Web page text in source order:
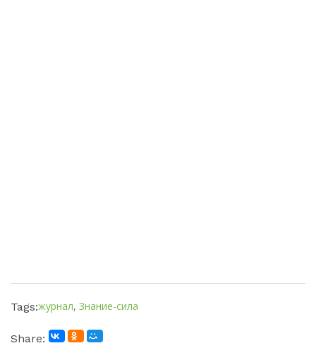
Tags:журнал, Знание-сила
Share: